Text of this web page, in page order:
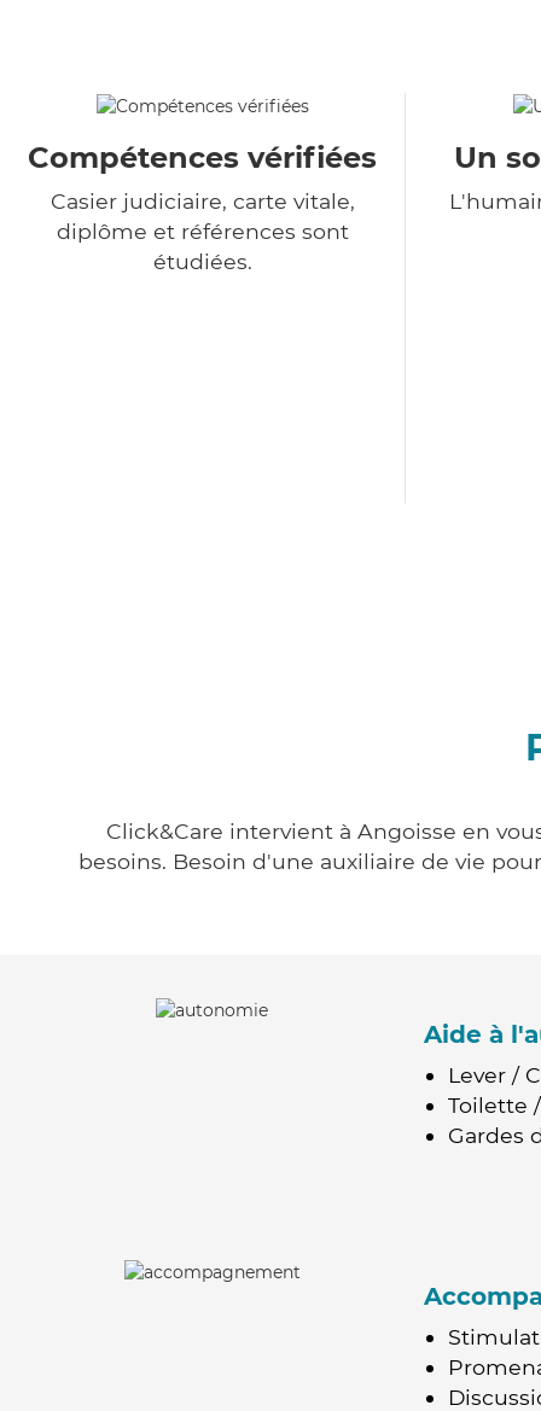
Compétences vérifiées
Casier judiciaire, carte vitale,
diplôme et références sont
étudiées.
Un
Click&Care intervient à Angoisse en
besoins. Besoin d'une auxiliaire de vie
Aide à
Lever /
Toilette
Gardes